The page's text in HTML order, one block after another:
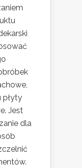
płyty
Jest
dla